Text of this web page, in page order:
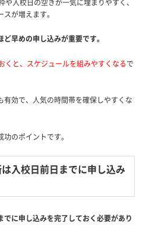
が増えます。
早めの申し込みが重要です。
くと、スケジュールを組みやすくなるで
有効で、人気の時間帯を確保しやすくな
のポイントです。
入校日前日までに申し込み
に申し込みを完了しておく必要があり